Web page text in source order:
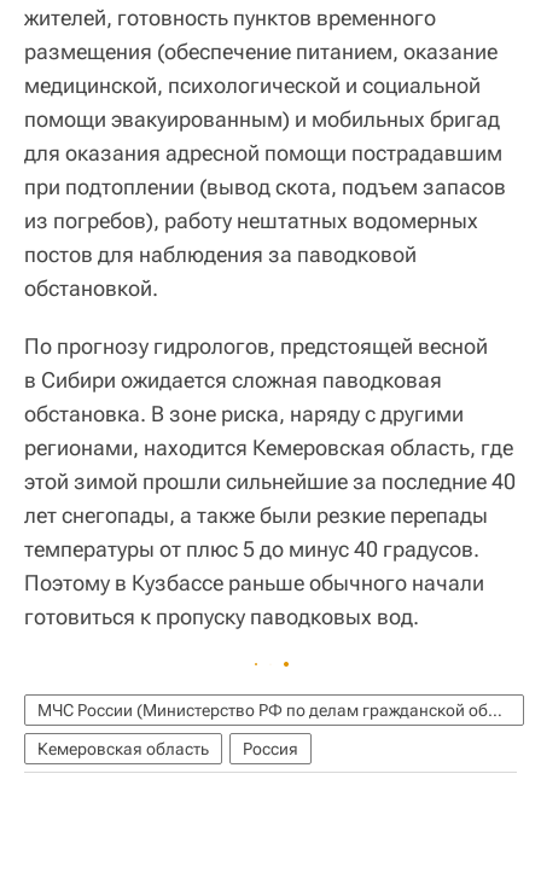
жителей, готовность пунктов временного
размещения (обеспечение питанием, оказание
медицинской, психологической и социальной
помощи эвакуированным) и мобильных бригад
для оказания адресной помощи пострадавшим
при подтоплении (вывод скота, подъем запасов
из погребов), работу нештатных водомерных
постов для наблюдения за паводковой
обстановкой.
По прогнозу гидрологов, предстоящей весной
в Сибири ожидается сложная паводковая
обстановка. В зоне риска, наряду с другими
регионами, находится Кемеровская область, где
этой зимой прошли сильнейшие за последние 40
лет снегопады, а также были резкие перепады
температуры от плюс 5 до минус 40 градусов.
Поэтому в Кузбассе раньше обычного начали
готовиться к пропуску паводковых вод.
МЧС России (Министерство РФ по делам гражданской обороны, чрезвычайным ситуациям и ликвидации последствий стихийных бедствий)
Кемеровская область
Россия